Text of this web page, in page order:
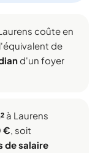
coûte en
de
d'un foyer
à Laurens
€, soit
de salaire